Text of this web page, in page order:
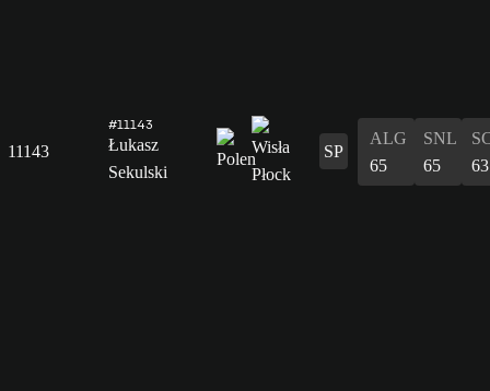
11143
#11143
Łukasz
Sekulski
SP
ALG
65
SNL
65
63